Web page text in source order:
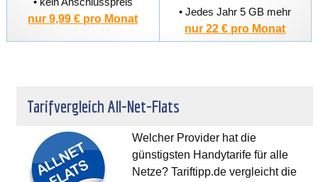
nur 9,99 € pro Monat
• Jedes Jahr 5 GB mehr
nur 22 € pro Monat
Tarifvergleich All-Net-Flats
Welcher Provider hat die
günstigsten Handytarife für alle
Netze? Tariftipp.de vergleicht die